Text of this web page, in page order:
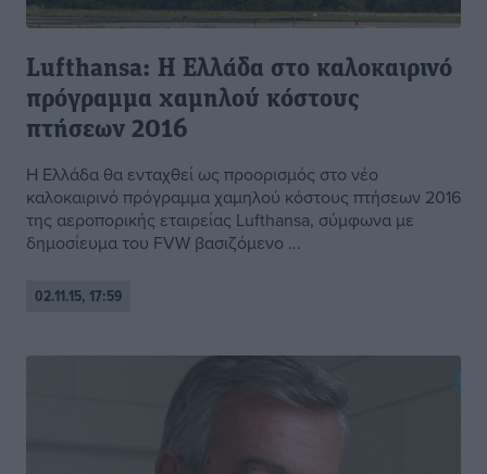
Lufthansa: Η Ελλάδα στο καλοκαιρινό
πρόγραμμα χαμηλού κόστους
πτήσεων 2016
Η Ελλάδα θα ενταχθεί ως προορισμός στο νέο
καλοκαιρινό πρόγραμμα χαμηλού κόστους πτήσεων 2016
της αεροπορικής εταιρείας Lufthansa, σύμφωνα με
δημοσίευμα του FVW βασιζόμενο ...
02.11.15, 17:59